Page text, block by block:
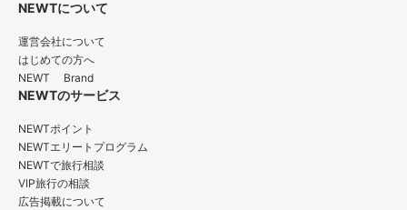
NEWTについて
運営会社について
はじめての方へ
NEWT Brand
NEWTのサービス
NEWTポイント
NEWTエリートプログラム
NEWTで旅行相談
VIP旅行の相談
広告掲載について